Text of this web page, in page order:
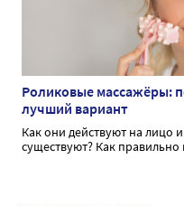
Роликовые массажёры:
лучший вариант
Как они действуют на лицо
существуют? Как правильно